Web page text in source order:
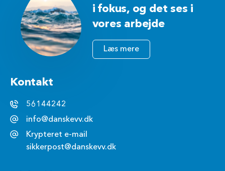
i fokus, og det ses i
vores arbejde
Læs mere
Kontakt
56144242
info@danskevv.dk
Krypteret e-mail
sikkerpost@danskevv.dk